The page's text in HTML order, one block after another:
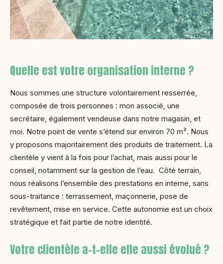
Quelle est votre organisation interne ?
Nous sommes une structure volontairement resserrée,
composée de trois personnes : mon associé, une
secrétaire, également vendeuse dans notre magasin, et
moi. Notre point de vente s’étend sur environ 70 m². Nous
y proposons majoritairement des produits de traitement. La
clientèle y vient à la fois pour l’achat, mais aussi pour le
conseil, notamment sur la gestion de l’eau. Côté terrain,
nous réalisons l’ensemble des prestations en interne, sans
sous-traitance : terrassement, maçonnerie, pose de
revêtement, mise en service. Cette autonomie est un choix
stratégique et fait partie de notre identité.
Votre clientèle a-t-elle elle aussi évolué ?